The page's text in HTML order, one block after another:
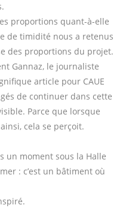
proportions quant-à-elle
de timidité nous a retenus
des proportions du projet.
Gannaz, le journaliste
article pour CAUE
de continuer dans cette
Parce que lorsque
cela se perçoit.
un moment sous la Halle
: c’est un bâtiment où